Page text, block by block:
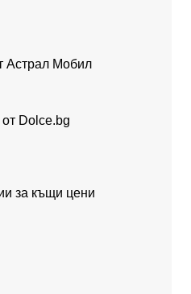
Астрал Мобил
Dolce.bg
за къщи цени